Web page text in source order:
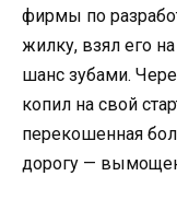
фирмы по
жилку, взял его
шанс зубами.
копил на свой
перекошенная
дорогу —